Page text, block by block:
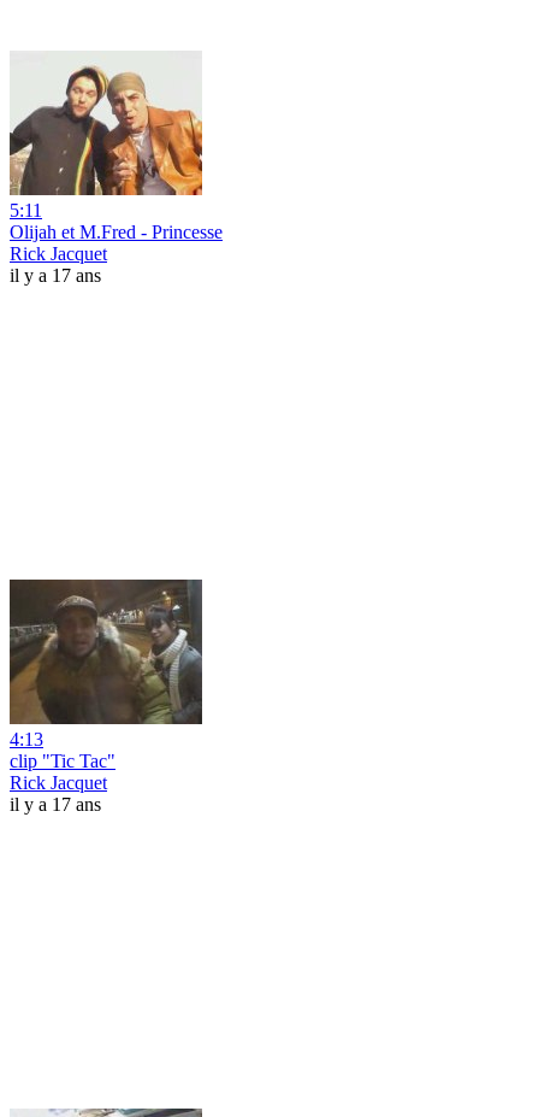
5:11
Olijah et M.Fred - Princesse
Rick Jacquet
il y a 17 ans
4:13
clip "Tic Tac"
Rick Jacquet
il y a 17 ans